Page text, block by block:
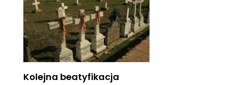
Kolejna beatyfikacja